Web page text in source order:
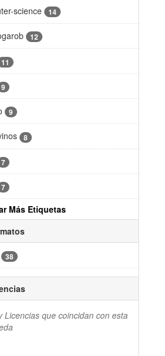
science 14
12
11
9
9
8
7
7
Más Etiquetas
38
Licencias que coincidan con esta